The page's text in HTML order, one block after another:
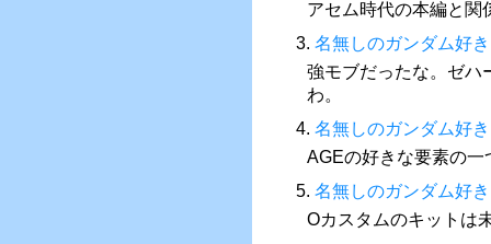
アセム時代の本編と関
3. 名無しのガンダム好き
強モブだったな。ゼハ
わ。
4. 名無しのガンダム好き
AGEの好きな要素の一
5. 名無しのガンダム好き
Oカスタムのキット